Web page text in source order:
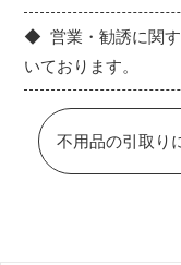
営業・勧誘に関
いております。
不用品の引取り